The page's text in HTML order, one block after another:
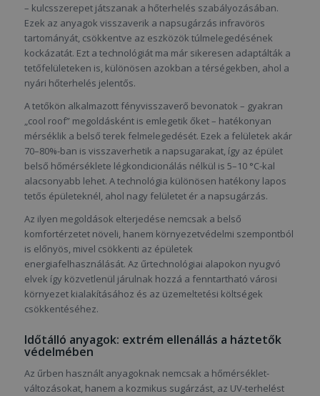
– kulcsszerepet játszanak a hőterhelés szabályozásában.
Ezek az anyagok visszaverik a napsugárzás infravörös
tartományát, csökkentve az eszközök túlmelegedésének
kockázatát. Ezt a technológiát ma már sikeresen adaptálták a
tetőfelületeken is, különösen azokban a térségekben, ahol a
nyári hőterhelés jelentős.
A tetőkön alkalmazott fényvisszaverő bevonatok – gyakran
„cool roof” megoldásként is emlegetik őket – hatékonyan
mérséklik a belső terek felmelegedését. Ezek a felületek akár
70–80%-ban is visszaverhetik a napsugarakat, így az épület
belső hőmérséklete légkondicionálás nélkül is 5–10 °C-kal
alacsonyabb lehet. A technológia különösen hatékony lapos
tetős épületeknél, ahol nagy felületet ér a napsugárzás.
Az ilyen megoldások elterjedése nemcsak a belső
komfortérzetet növeli, hanem környezetvédelmi szempontból
is előnyös, mivel csökkenti az épületek
energiafelhasználását. Az űrtechnológiai alapokon nyugvó
elvek így közvetlenül járulnak hozzá a fenntartható városi
környezet kialakításához és az üzemeltetési költségek
csökkentéséhez.
Időtálló anyagok: extrém ellenállás a háztetők
védelmében
Az űrben használt anyagoknak nemcsak a hőmérséklet-
változásokat, hanem a kozmikus sugárzást, az UV-terhelést